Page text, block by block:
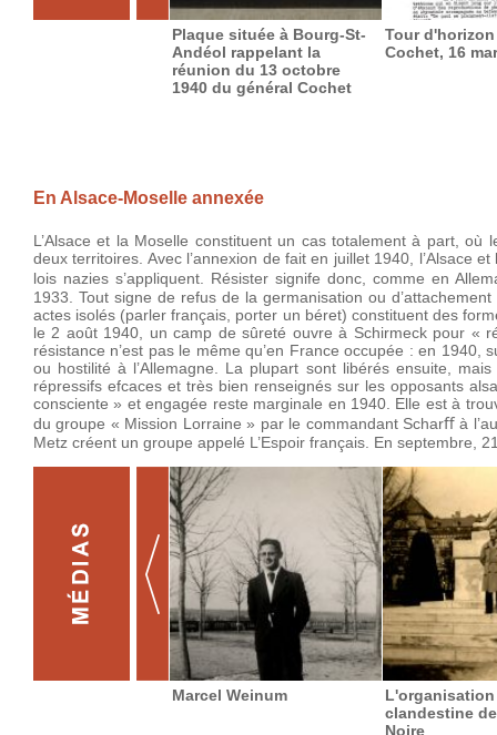
Plaque située à Bourg-St-
Andéol rappelant la
réunion du 13 octobre
1940 du général Cochet
Tour
Cochet, 16
En Alsace-Moselle annexée
L’Alsace et la Moselle constituent un cas totalement à part,
deux territoires. Avec l’annexion de fait en juillet 1940, l’Alsace
lois nazies s’appliquent. Résister signife donc, comme en
1933. Tout signe de refus de la germanisation ou
actes isolés (parler français, porter un béret) constituent des
le 2 août 1940, un camp de sûreté ouvre à Schirmeck pour «
résistance n’est pas le même qu’en France occupée : en
ou hostilité à l’Allemagne. La plupart sont libérés ensuite,
répressifs efcaces et très bien renseignés sur les opposants
consciente » et engagée reste marginale en 1940. Elle est à
du groupe « Mission Lorraine » par le commandant Scharﬀ à
Metz créent un groupe appelé L’Espoir français. En septembre,
Marcel Weinum
L'organisation
clandestine
Noire